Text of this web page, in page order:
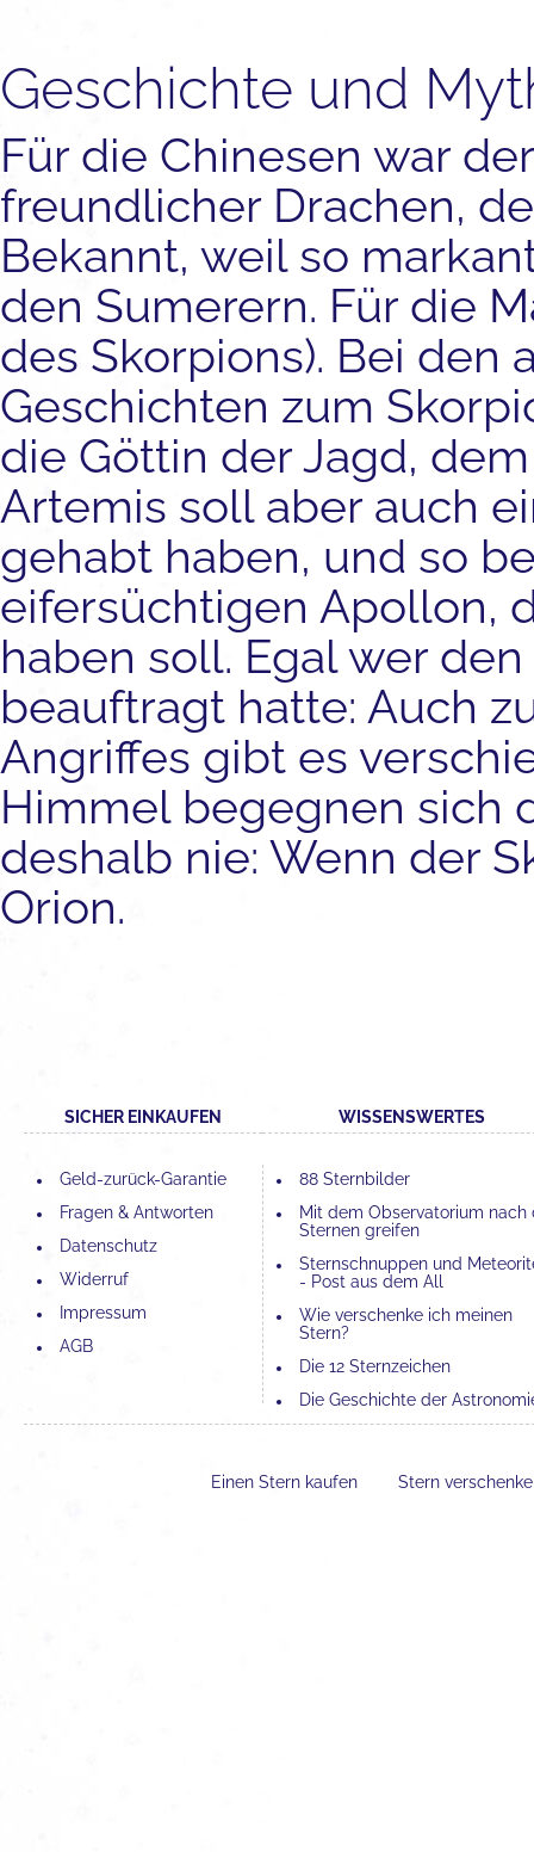
Geschichte und
Für die Chinesen war
freundlicher Drachen,
Bekannt, weil so
den Sumerern. Für die
des Skorpions). Bei den
Geschichten zum
die Göttin der Jagd,
Artemis soll aber auch
gehabt haben, und so
eifersüchtigen Apollon,
haben soll. Egal wer
beauftragt hatte: Auch
Angriffes gibt es
Himmel begegnen sich
deshalb nie: Wenn der
Orion.
SICHER EINKAUFEN
Geld-zurück-Garantie
Fragen & Antworten
Datenschutz
Widerruf
Impressum
AGB
WISSENSWERTES
88 Sternbilder
Mit dem Observatorium nach
Sternen greifen
Sternschnuppen und
- Post aus dem All
Wie verschenke ich meinen
Stern?
Die 12 Sternzeichen
Die Geschichte der
Der Unterschied zwischen
Einen Stern kaufen Stern